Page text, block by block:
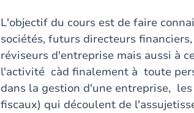
L'objectif du cours est de faire
sociétés, futurs directeurs
réviseurs d'entreprise mais aussi à
l'activité càd finalement à toute
dans la gestion d'une entreprise,
fiscaux) qui découlent de